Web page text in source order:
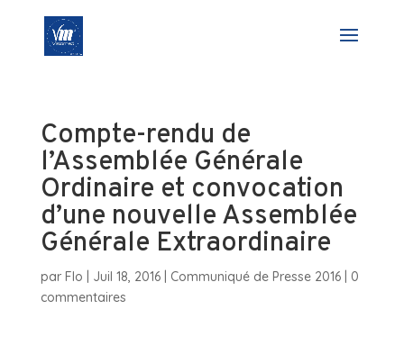
Compte-rendu de
l’Assemblée Générale
Ordinaire et convocation
d’une nouvelle Assemblée
Générale Extraordinaire
par Flo Juil 18, 2016| Communiqué de Presse 2016| 0
commentaires